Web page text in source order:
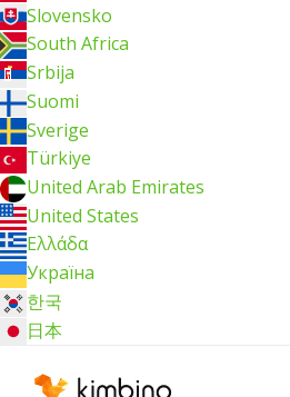
Slovensko
South Africa
Srbija
Suomi
Sverige
Türkiye
United Arab Emirates
United States
Ελλάδα
Україна
한국
日本